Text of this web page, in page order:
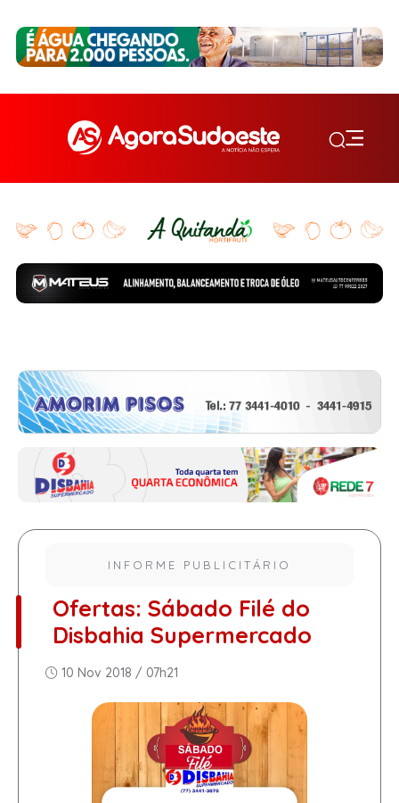
INFORME PUBLICITÁRIO
Ofertas: Sábado Filé do
Disbahia Supermercado
10 Nov 2018 / 07h21